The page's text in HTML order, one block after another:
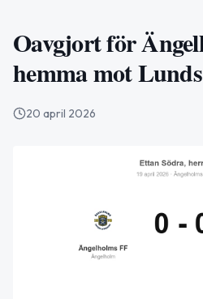
Oavgjort för
hemma mot
20 april 2026